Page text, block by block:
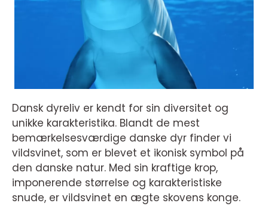
Dansk dyreliv er kendt for sin diversitet og
unikke karakteristika. Blandt de mest
bemærkelsesværdige danske dyr finder vi
vildsvinet, som er blevet et ikonisk symbol på
den danske natur. Med sin kraftige krop,
imponerende størrelse og karakteristiske
snude, er vildsvinet en ægte skovens konge.